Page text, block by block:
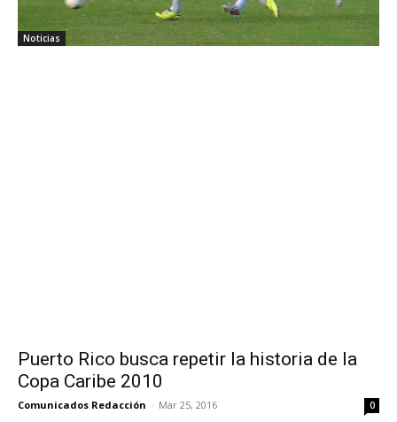
Noticias
Puerto Rico busca repetir la historia de la
Copa Caribe 2010
Comunicados Redacción - Mar 25, 2016 0